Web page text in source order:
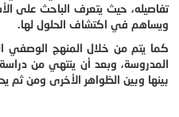
تفاصيله، حيث يتعرف الباحث على
ويساهم في اكتشاف الحلول لها.
كما يتم من خلال المنهج الوصفي
المدروسة، وبعد أن ينتهي من
بينها وبين الظواهر الأخرى ومن ثم